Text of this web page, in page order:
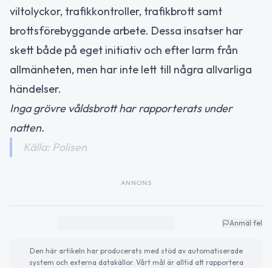
viltolyckor, trafikkontroller, trafikbrott samt
brottsförebyggande arbete. Dessa insatser har
skett både på eget initiativ och efter larm från
allmänheten, men har inte lett till några allvarliga
händelser.
Inga grövre våldsbrott har rapporterats under
natten.
Källa: Polisen
ANNONS
Anmäl fel
Den här artikeln har producerats med stöd av automatiserade
system och externa datakällor. Vårt mål är alltid att rapportera